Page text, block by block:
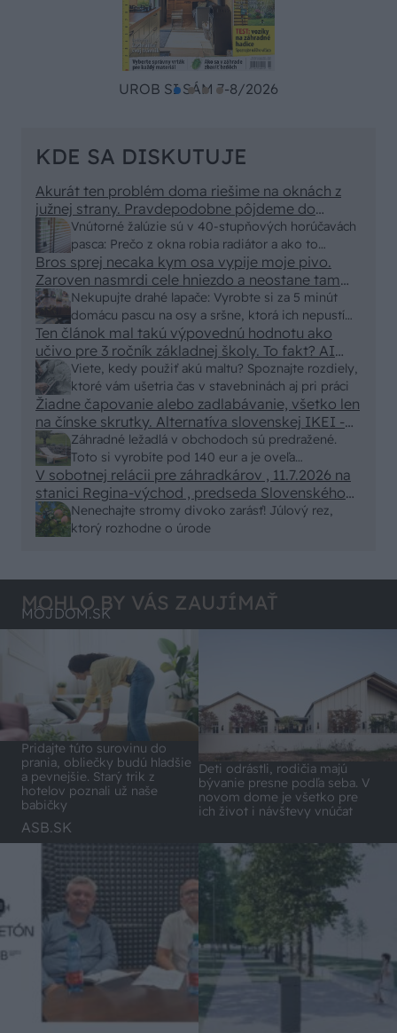
UROB SI SÁM 7-8/2026
KDE SA DISKUTUJE
Vnútorné žalúzie sú v 40-stupňových horúčavách
pasca: Prečo z okna robia radiátor a ako to
vyriešiť za pár eur?
Akurát ten problém doma riešime na oknách z
južnej strany. Pravdepodobne pôjdeme do
vonkajšieho tienenia na spôsob markízy
250x150cm. Čínsky predajcovia idú okolo 100
eur kus.
Nekupujte drahé lapače: Vyrobte si za 5 minút
domácu pascu na osy a sršne, ktorá ich nepustí
von
Bros sprej necaka kym osa vypije moje pivo.
Zaroven nasmrdi cele hniezdo a neostane tam
nic zive. Vasa pasca naucinke moc efektivne.
Skor pritiahne slimaky
Viete, kedy použiť akú maltu? Spoznajte rozdiely,
ktoré vám ušetria čas v stavebninách aj pri práci
Ten článok mal takú výpovednú hodnotu ako
učivo pre 3 ročník základnej školy. To fakt? AI
alebo nejaka kniha z VŠ? Dnešné rychlotvrdnuce
malty - pevnosť 40 Mpa a doba schnutia tak 15
minut , k tomu vodotesné s kryštálikou. A rozdiel
- schnutie a zretie. Nič?
Záhradné ležadlá v obchodoch sú predražené.
Toto si vyrobíte pod 140 eur a je oveľa
pohodlnejšie!
Žiadne čapovanie alebo zadlabávanie, všetko len
na čínske skrutky. Alternatíva slovenskej IKEI -
čo sa týka pevnosti. Autor si nedal veľa námahy s
remeselným spracovaním, škoda. No lepšie než
ten odpad z DTD predávaný v Kauflande alebo
Lídli.
Nenechajte stromy divoko zarásť! Júlový rez,
ktorý rozhodne o úrode
V sobotnej relácii pre záhradkárov , 11.7.2026 na
stanici Regina-východ , predseda Slovenského
zväzu záhradkárov pán Jakubech tvrdil, že to, že
vlky sú neproduktívne , nie je pravda. Aj vlky je
MOHLO BY VÁS ZAUJÍMAŤ
MÔJDOM.SK
Pridajte túto surovinu do
prania, obliečky budú hladšie
a pevnejšie. Starý trik z
hotelov poznali už naše
babičky
Deti odrástli, rodičia majú
bývanie presne podľa seba. V
novom dome je všetko pre
ich život i návštevy vnúčat
ASB.SK